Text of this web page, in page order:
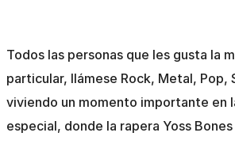
Todos las personas que les gusta la
particular, llámese Rock, Metal, Pop,
viviendo un momento importante en
especial, donde la rapera Yoss